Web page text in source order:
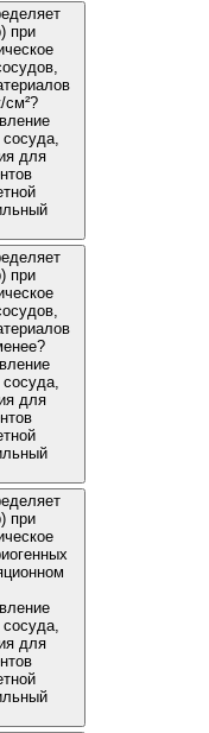
при
для
при
для
при
для